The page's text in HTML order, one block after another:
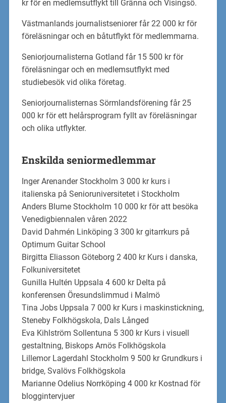
kr för en medlemsutflykt till Gränna och Visingsö.
Västmanlands journalistseniorer får 22 000 kr för
föreläsningar och en båtutflykt för medlemmarna.
Seniorjournalisterna Gotland får 15 500 kr för
föreläsningar och en medlemsutflykt med
studiebesök vid olika företag.
Seniorjournalisternas Sörmlandsförening får 25
000 kr för ett helårsprogram fyllt av föreläsningar
och olika utflykter.
Enskilda seniormedlemmar
Inger Arenander Stockholm 3 000 kr kurs i
italienska på Senioruniversitetet i Stockholm
Anders Blume Stockholm 10 000 kr för att besöka
Venedigbiennalen våren 2022
David Dahmén Linköping 3 300 kr gitarrkurs på
Optimum Guitar School
Birgitta Eliasson Göteborg 2 400 kr Kurs i danska,
Folkuniversitetet
Gunilla Hultén Uppsala 4 600 kr Delta på
konferensen Öresundslimmud i Malmö
Tina Jobs Uppsala 7 000 kr Kurs i maskinstickning,
Steneby Folkhögskola, Dals Långed
Eva Kihlström Sollentuna 5 300 kr Kurs i visuell
gestaltning, Biskops Arnös Folkhögskola
Lillemor Lagerdahl Stockholm 9 500 kr Grundkurs i
bridge, Svalövs Folkhögskola
Marianne Odelius Norrköping 4 000 kr Kostnad för
bloggintervjuer